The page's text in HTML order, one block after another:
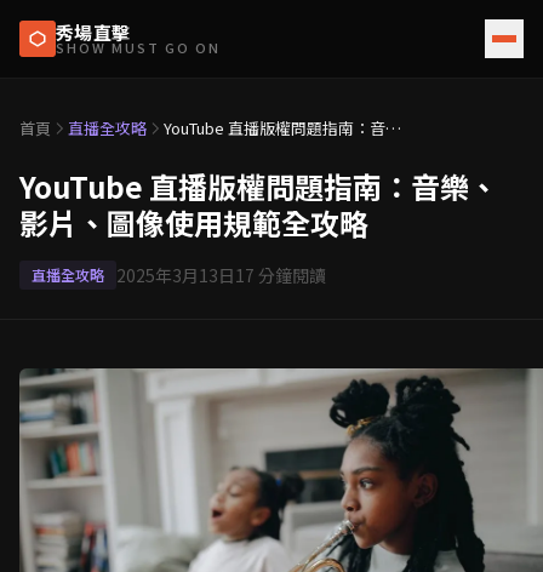
秀場直擊
SHOW MUST GO ON
首頁 直播全攻略
YouTube 直播版權問題指南：音
YouTube 直播版權問題指南：音樂、
影片、圖像使用規範全攻略
直播全攻略 2025年3月13日17 分鐘閱讀